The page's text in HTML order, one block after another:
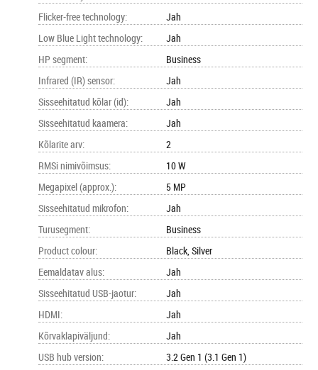
Flicker-free technology:
Jah
Low Blue Light technology:
Jah
HP segment:
Business
Infrared (IR) sensor:
Jah
Sisseehitatud kõlar (id):
Jah
Sisseehitatud kaamera:
Jah
Kõlarite arv:
2
RMSi nimivõimsus:
10 W
Megapixel (approx.):
5 MP
Sisseehitatud mikrofon:
Jah
Turusegment:
Business
Product colour:
Black, Silver
Eemaldatav alus:
Jah
Sisseehitatud USB-jaotur:
Jah
HDMI:
Jah
Kõrvaklapiväljund:
Jah
USB hub version:
3.2 Gen 1 (3.1 Gen 1)